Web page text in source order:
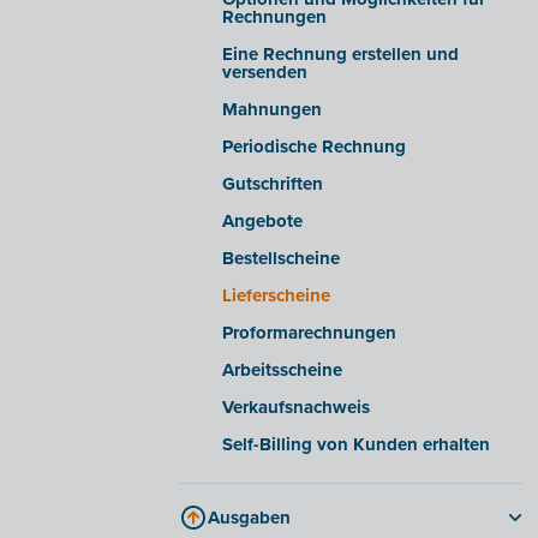
Erweiterte Einstellungen
E-Rechnungen von bestimmten
E-Rechnungen aus bestimmten
Softwarepaketen
Rechnungen
Eine Rechnung erstellen und
versenden
Mahnungen
Periodische Rechnung
Gutschriften
Angebote
Bestellscheine
Lieferscheine
Proformarechnungen
Arbeitsscheine
Verkaufsnachweis
Self-Billing von Kunden erhalten
Ausgaben